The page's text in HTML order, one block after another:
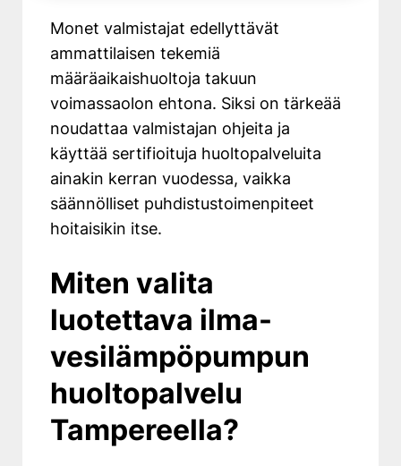
Monet valmistajat edellyttävät
ammattilaisen tekemiä
määräaikaishuoltoja takuun
voimassaolon ehtona. Siksi on tärkeää
noudattaa valmistajan ohjeita ja
käyttää sertifioituja huoltopalveluita
ainakin kerran vuodessa, vaikka
säännölliset puhdistustoimenpiteet
hoitaisikin itse.
Miten valita
luotettava ilma-
vesilämpöpumpun
huoltopalvelu
Tampereella?